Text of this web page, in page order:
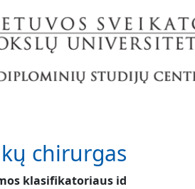
chirurgas
klasifikatoriaus id